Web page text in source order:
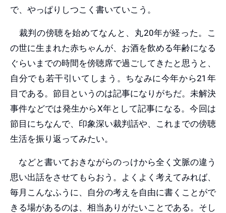
で、やっぱりしつこく書いていこう。
裁判の傍聴を始めてなんと、丸20年が経った。こ
の世に生まれた赤ちゃんが、お酒を飲める年齢になる
ぐらいまでの時間を傍聴席で過ごしてきたと思うと、
自分でも若干引いてしまう。ちなみに今年から21年
目である。節目というのは記事になりがちだ。未解決
事件などでは発生からX年として記事になる。今回は
節目にちなんで、印象深い裁判話や、これまでの傍聴
生活を振り返ってみたい。
などと書いておきながらのっけから全く文脈の違う
思い出話をさせてもらおう。よくよく考えてみれば、
毎月こんなふうに、自分の考えを自由に書くことがで
きる場があるのは、相当ありがたいことである。そし